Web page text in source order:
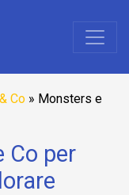
Co » Monsters e
Co per